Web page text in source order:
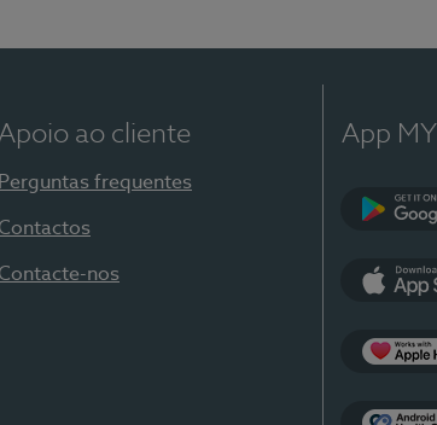
ao cliente
Perguntas frequentes
nos
App